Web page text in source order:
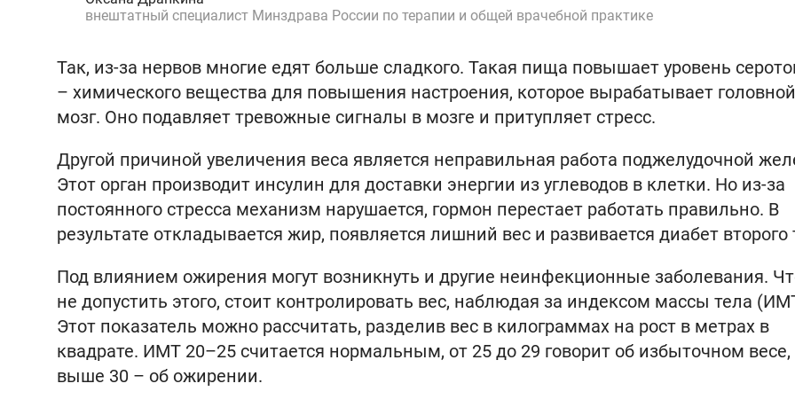
внештатный специалист Минздрава России по терапии и общей врачебной практике
Так, из-за нервов многие едят больше сладкого. Такая пища повышает уровень
– химического вещества для повышения настроения, которое вырабатывает головной
мозг. Оно подавляет тревожные сигналы в мозге и притупляет стресс.
Другой причиной увеличения веса является неправильная работа поджелудочной
Этот орган производит инсулин для доставки энергии из углеводов в клетки. Но из-за
постоянного стресса механизм нарушается, гормон перестает работать правильно. В
результате откладывается жир, появляется лишний вес и развивается диабет второго
Под влиянием ожирения могут возникнуть и другие неинфекционные заболевания.
не допустить этого, стоит контролировать вес, наблюдая за индексом массы тела
Этот показатель можно рассчитать, разделив вес в килограммах на рост в метрах в
квадрате. ИМТ 20–25 считается нормальным, от 25 до 29 говорит об избыточном весе,
выше 30 – об ожирении.